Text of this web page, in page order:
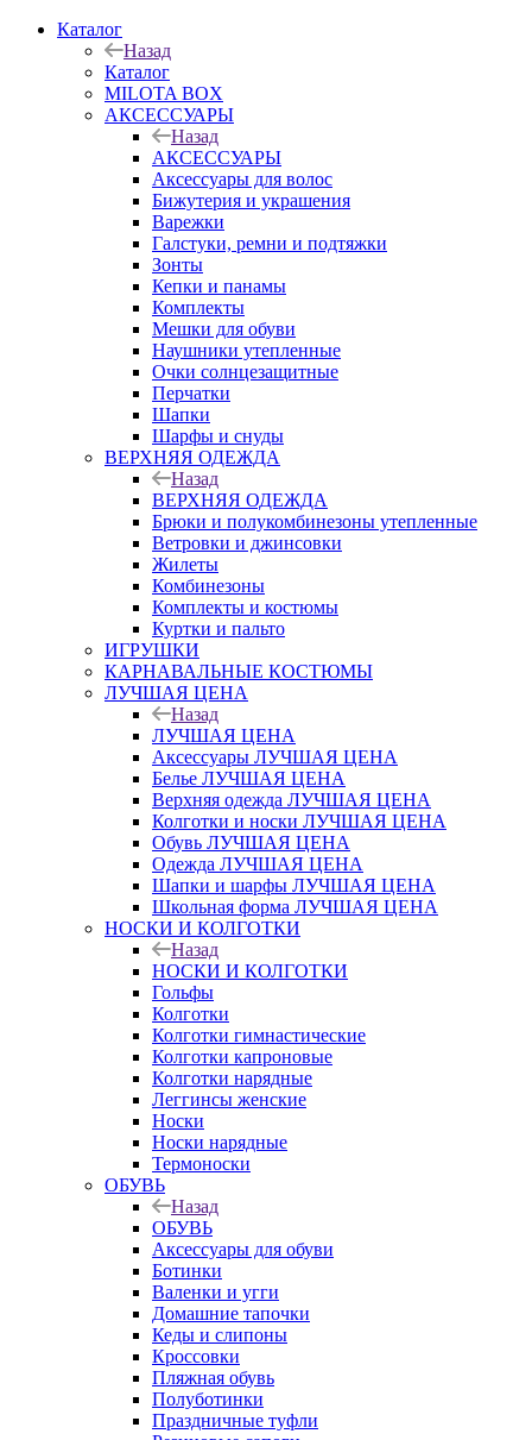
Каталог
Назад
Каталог
MILOTA BOX
АКСЕССУАРЫ
Назад
АКСЕССУАРЫ
Аксессуары для волос
Бижутерия и украшения
Варежки
Галстуки, ремни и подтяжки
Зонты
Кепки и панамы
Комплекты
Мешки для обуви
Наушники утепленные
Очки солнцезащитные
Перчатки
Шапки
Шарфы и снуды
ВЕРХНЯЯ ОДЕЖДА
Назад
ВЕРХНЯЯ ОДЕЖДА
Брюки и полукомбинезоны утепленные
Ветровки и джинсовки
Жилеты
Комбинезоны
Комплекты и костюмы
Куртки и пальто
ИГРУШКИ
КАРНАВАЛЬНЫЕ КОСТЮМЫ
ЛУЧШАЯ ЦЕНА
Назад
ЛУЧШАЯ ЦЕНА
Аксессуары ЛУЧШАЯ ЦЕНА
Белье ЛУЧШАЯ ЦЕНА
Верхняя одежда ЛУЧШАЯ ЦЕНА
Колготки и носки ЛУЧШАЯ ЦЕНА
Обувь ЛУЧШАЯ ЦЕНА
Одежда ЛУЧШАЯ ЦЕНА
Шапки и шарфы ЛУЧШАЯ ЦЕНА
Школьная форма ЛУЧШАЯ ЦЕНА
НОСКИ И КОЛГОТКИ
Назад
НОСКИ И КОЛГОТКИ
Гольфы
Колготки
Колготки гимнастические
Колготки капроновые
Колготки нарядные
Леггинсы женские
Носки
Носки нарядные
Термоноски
ОБУВЬ
Назад
ОБУВЬ
Аксессуары для обуви
Ботинки
Валенки и угги
Домашние тапочки
Кеды и слипоны
Кроссовки
Пляжная обувь
Полуботинки
Праздничные туфли